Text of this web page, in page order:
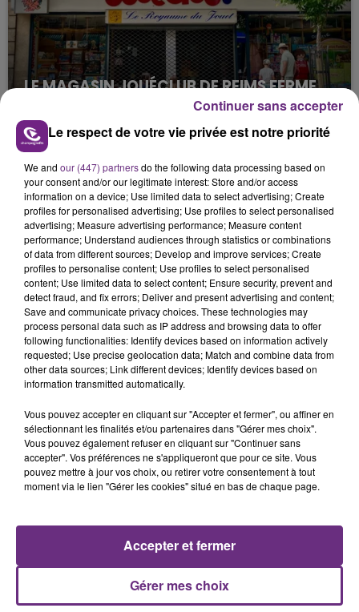
LE MAGASIN JOUÉCLUB DE REIMS FERME
C'était l'une des institutions du centre-ville
rémois. Le magasin JouéClub est contraint de
fermer ses portes.
TITRES DIFFUSÉS
8h11
8h11
KYO
8h08
8h08
8h03
8h03
ROBBIE WILLIAMS
8h00
8h00
JENNIFER LOPEZ & DAVID GUETTA
Le respect de votre vie privée est notre priorité
We and our (447) partnersdo the following data processing based on
your consent and/or our legitimate interest: Store and/or access
information on a device; Use limited data to select advertising; Create
profiles for personalised advertising; Use profiles to select personalised
advertising; Measure advertising performance; Measure content
performance; Understand audiences through statistics or combinations
of data from different sources; Develop and improve services; Create
profiles to personalise content; Use profiles to select personalised
content; Use limited data to select content; Ensure security, prevent and
detect fraud, and fix errors; Deliver and present advertising and content;
Save and communicate privacy choices. These technologies may
process personal data such as IP address and browsing data to offer
following functionalities: Identify devices based on information actively
requested; Use precise geolocation data; Match and combine data from
other data sources; Link different devices; Identify devices based on
information transmitted automatically.
Vous pouvez accepter en cliquant sur "Accepter et fermer", ou affiner en
sélectionnant les finalités et/ou partenaires dans "Gérer mes choix".
Vous pouvez également refuser en cliquant sur "Continuer sans
accepter". Vos préférences ne s'appliqueront que pour ce site. Vous
pouvez mettre à jour vos choix, ou retirer votre consentement à tout
moment via le lien "Gérer les cookies" situé en bas de chaque page.
Gérer mes choix
Accepter et fermer
Continuer sans accepter